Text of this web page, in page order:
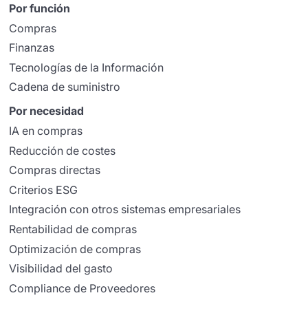
Por función
Compras
Finanzas
Tecnologías de la Información
Cadena de suministro
Por necesidad
IA en compras
Reducción de costes
Compras directas
Criterios ESG
Integración con otros sistemas empresariales
Rentabilidad de compras
Optimización de compras
Visibilidad del gasto
Compliance de Proveedores